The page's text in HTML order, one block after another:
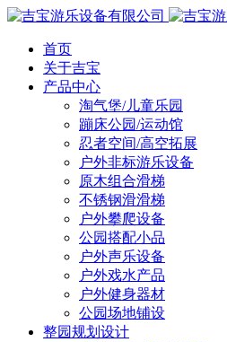
首页
关于吉宝
产品中心
淘气堡/儿童乐园
蹦床公园/运动馆
忍者空间/高空拓展
户外非标游乐设备
原木组合滑梯
不锈钢滑滑梯
户外攀爬设备
公园搭配小品
户外声乐设备
户外戏水产品
户外健身器材
公园场地铺设
整园规划设计